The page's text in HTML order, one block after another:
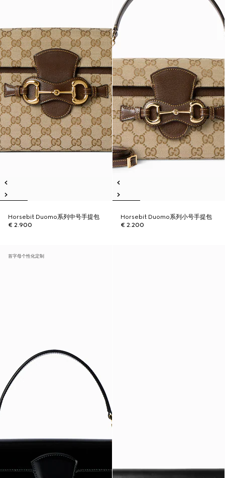
Horsebit Duomo系列中号手提包
€ 2.900
Horsebit Duomo系列小号手提包
€ 2.200
首字母个性化定制